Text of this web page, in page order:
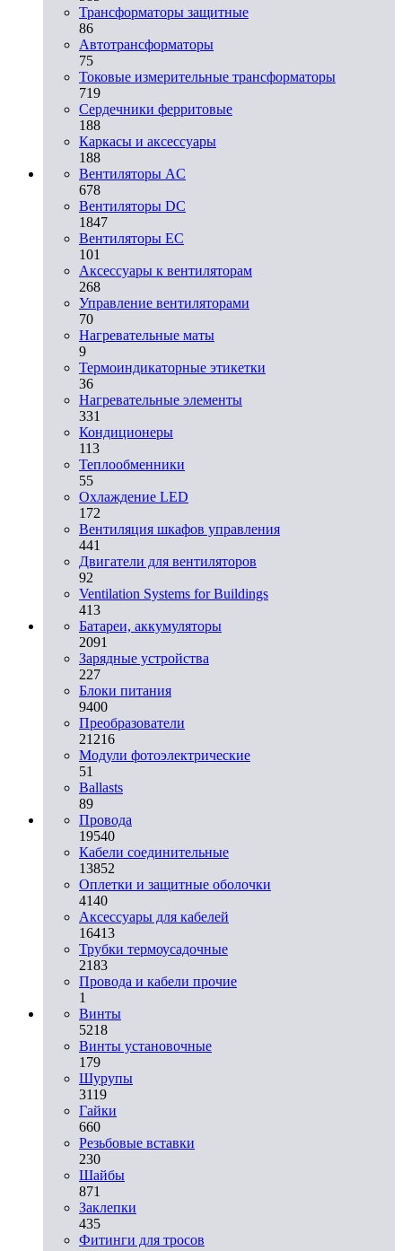
Трансформаторы защитные
86
Автотрансформаторы
75
Токовые измерительные трансформаторы
719
Сердечники ферритовые
188
Каркасы и аксессуары
188
Вентиляторы AC
678
Вентиляторы DC
1847
Вентиляторы EC
101
Аксессуары к вентиляторам
268
Управление вентиляторами
70
Нагревательные маты
9
Термоиндикаторные этикетки
36
Нагревательные элементы
331
Кондиционеры
113
Теплообменники
55
Охлаждение LED
172
Вентиляция шкафов управления
441
Двигатели для вентиляторов
92
Ventilation Systems for Buildings
413
Батареи, аккумуляторы
2091
Зарядные устройства
227
Блоки питания
9400
Преобразователи
21216
Модули фотоэлектрические
51
Ballasts
89
Провода
19540
Кабели соединительные
13852
Оплетки и защитные оболочки
4140
Аксессуары для кабелей
16413
Трубки термоусадочные
2183
Провода и кабели прочие
1
Винты
5218
Винты установочные
179
Шурупы
3119
Гайки
660
Резьбовые вставки
230
Шайбы
871
Заклепки
435
Фитинги для тросов